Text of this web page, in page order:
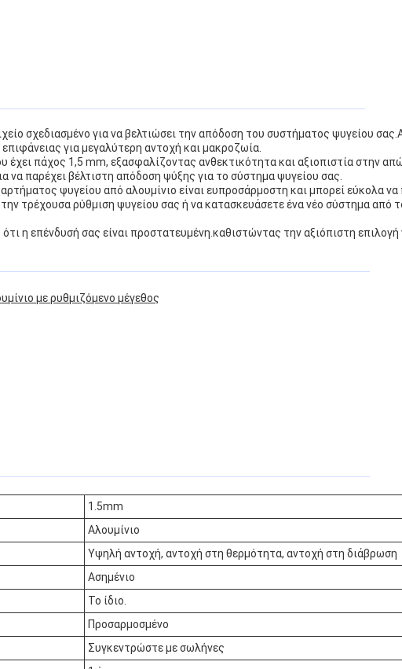
σχεδιασμένο για να βελτιώσει την απόδοση του συστήματος ψυγείου
για μεγαλύτερη αντοχή και μακροζωία.
πάχος 1,5 mm, εξασφαλίζοντας ανθεκτικότητα και αξιοπιστία στην
να παρέχει βέλτιστη απόδοση ψύξης για το σύστημα ψυγείου σας.
ψυγείου από αλουμίνιο είναι ευπροσάρμοστη και μπορεί εύκολα να
τρέχουσα ρύθμιση ψυγείου σας ή να κατασκευάσετε ένα νέο σύστημα από
η επένδυσή σας είναι προστατευμένη.καθιστώντας την αξιόπιστη
με ρυθμιζόμενο μέγεθος
1.5mm
Αλουμίνιο
Υψηλή αντοχή, αντοχή στη θερμότητα, αντοχή στη διάβρωση
Ασημένιο
Το ίδιο.
Προσαρμοσμένο
Συγκεντρώστε με σωλήνες